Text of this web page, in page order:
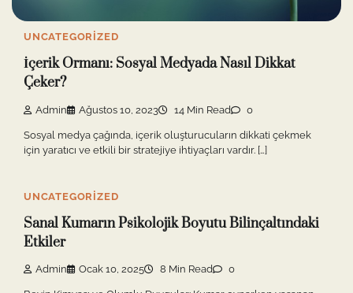
UNCATEGORIZED
İçerik Ormanı: Sosyal Medyada Nasıl Dikkat
Çeker?
Admin Ağustos 10, 2023 14 Min Read 0
Sosyal medya çağında, içerik oluşturucuların dikkati çekmek
için yaratıcı ve etkili bir stratejiye ihtiyaçları vardır. […]
UNCATEGORIZED
Sanal Kumarın Psikolojik Boyutu Bilinçaltındaki
Etkiler
Admin Ocak 10, 2025 8 Min Read 0